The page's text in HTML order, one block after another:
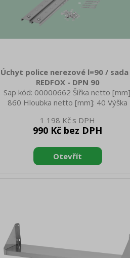
Úchyt police nerezové l=90 /
REDFOX - DPN 90
Sap kód: 00000662 Šířka netto
860 Hloubka netto [mm]: 40 Výška
4.50 Šířka brutto [mm]: 870 Hloubka
brutto [mm]: 50 Výška brutto [mm]: 20
AISI 430
1 198 Kč
990 Kč bez DPH